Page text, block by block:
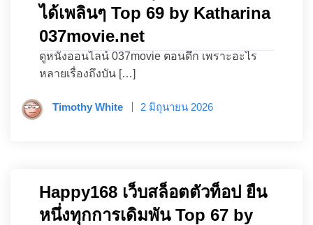
ได้เพลินๆ Top 69 by Katharina
037movie.net
ดูหนังออนไลน์ 037movie ตอนดึก เพราะอะไร
หลายเรื่องถึงบัน […]
Timothy White 2 มิถุนายน 2026
Happy168 เว็บสล็อตตัวท็อป ยืน
หนึ่งทุกการเดิมพัน Top 67 by